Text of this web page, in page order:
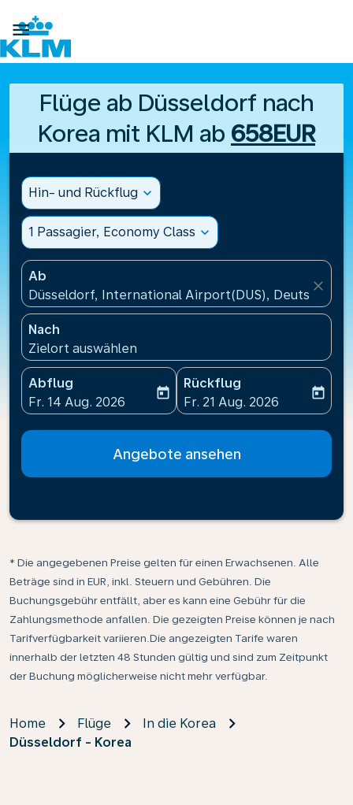

Flüge ab Düsseldorf nach
Korea mit KLM ab 658EUR
Hin- und Rückflug expand_more
1 Passagier, Economy Class expand_more
Ab
Düsseldorf, International Airport(DUS), Deutschland
close
Nach
Zielort auswählen
Abflug
fc-booking-departure-date-aria-label
Fr. 14 Aug. 2026
today
Rückflug
fc-booking-return-date-
Fr. 21 Aug. 2026
today
Angebote ansehen
* Die angegebenen Preise gelten für einen Erwachsenen. Alle
Beträge sind in EUR, inkl. Steuern und Gebühren. Die
Buchungsgebühr entfällt, aber es kann eine Gebühr für die
Zahlungsmethode anfallen. Die gezeigten Preise können je nach
Tarifverfügbarkeit variieren.Die angezeigten Tarife waren
innerhalb der letzten 48 Stunden gültig und sind zum Zeitpunkt
der Buchung möglicherweise nicht mehr verfügbar.
Home Flüge
In die Korea
Düsseldorf - Korea